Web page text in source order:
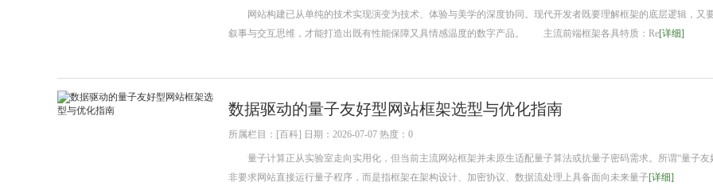
网站构建已从单纯的技术实现演变为技术、体验与美学的深度协同。现代开发者既要理解框架的底层逻辑，又
叙事与交互思维，才能打造出既有性能保障又具情感温度的数字产品。 主流前端框架各具特质：Re[详细]
数据驱动的量子友好型网站框架选型与优化指南
所属栏目：[百科] 日期：2026-07-07 热度：0
量子计算正从实验室走向实用化，但当前主流网站框架并未原生适配量子算法或抗量子密码需求。所谓“量子友
非要求网站直接运行量子程序，而是指框架在架构设计、加密协议、数据流处理上具备面向未来量子[详细]